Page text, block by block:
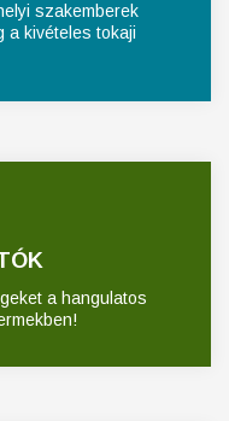
szakemberek
a kivételes tokaji
a hangulatos